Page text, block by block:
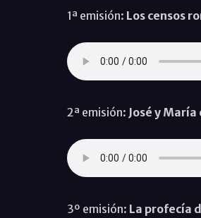
1ª emisión: Los censos
2ª emisión: José y María
3º emisión: La profecía